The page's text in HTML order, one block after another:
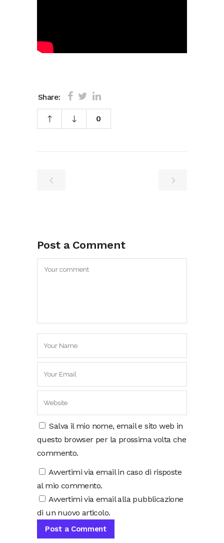
Share:
0
Post a Comment
Salva il mio nome, email e sito web in
questo browser per la prossima volta che
commento.
Avvertimi via email in caso di risposte
al mio commento.
Avvertimi via email alla pubblicazione
di un nuovo articolo.